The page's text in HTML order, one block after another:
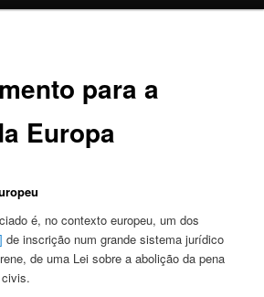
para a
Europa
é, no contexto europeu, um dos
de inscrição num grande sistema jurídico
de uma Lei sobre a abolição da pena